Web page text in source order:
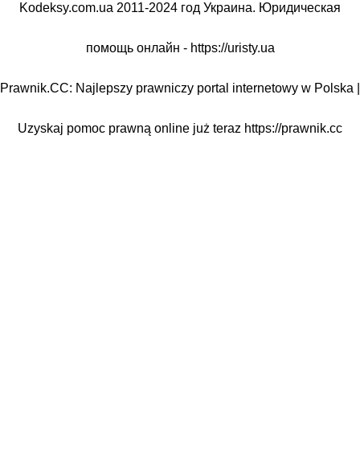
Kodeksy.com.ua 2011-2024 год Украина. Юридическая
помощь онлайн - https://uristy.ua
Prawnik.CC: Najlepszy prawniczy portal internetowy w Polska |
Uzyskaj pomoc prawną online już teraz https://prawnik.cc